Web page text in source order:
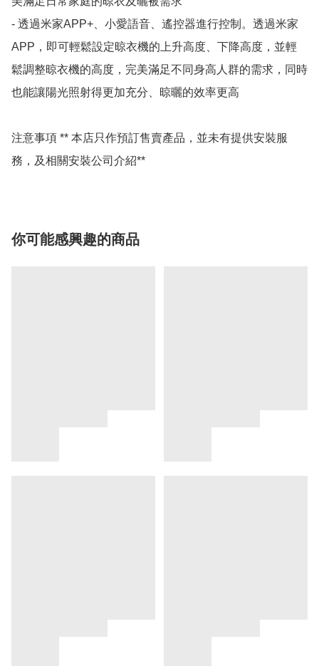
- 透過米家APP+、小愛語音、遙控器進行控制。透過米家
APP，即可輕鬆設定晾衣機的上升高度、下降高度，並輕
鬆調整晾衣機的高度，完美滿足不同身高人群的需求，同時
也能讓陽光照射得更加充分、晾曬的效率更高
注意事項 ** 本店只作預訂售賣產品，並未有提供安裝服
務，及相關安裝公司介紹**
你可能感興趣的商品